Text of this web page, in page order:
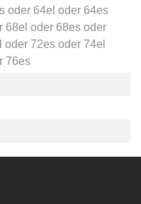
oder 64el oder 64es
68el oder 68esoder
oder 72esoder 74el
76es